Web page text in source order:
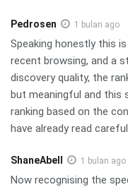
Pedrosen 1 bulan ago
Speaking honestly this
recent browsing, and a
discovery quality, the
but meaningful and this
ranking based on the
have already read
ShaneAbell 1 bulan ago
Now recognising the